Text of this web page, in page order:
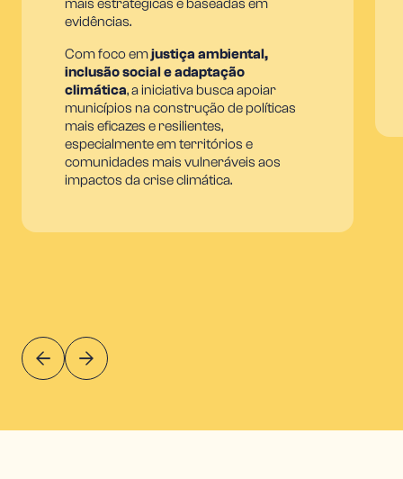
mais estratégicas e baseadas em
evidências.
Com foco emjustiça ambiental,
inclusão social e adaptação
climática, a iniciativa busca apoiar
municípios na construção de políticas
mais eficazes e resilientes,
especialmente em territórios e
comunidades mais vulneráveis aos
impactos da crise climática.